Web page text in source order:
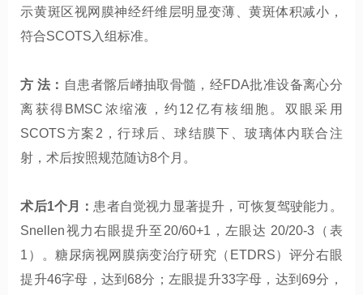
示黄斑区视网膜神经纤维层明显变薄、黄斑体积减小，
符合SCOTS入组标准。
方 法： 自患者髂后嵴抽取骨髓，经FDA批准设备离心分
离获得BMSC浓缩液，约12亿有核细胞。双眼采用
SCOTS方案2，行球后、球结膜下、玻璃体内联合注
射，术后按照规范随访8个月。
术后1个月： 患者自觉视力显著提升，可恢复驾驶能力。
Snellen视力右眼提升至20/60+1，左眼达 20/20-3（表
1）。糖尿病视网膜病变治疗研究（ETDRS）评分右眼
提升46字母，达到68分；左眼提升33字母，达到69分，